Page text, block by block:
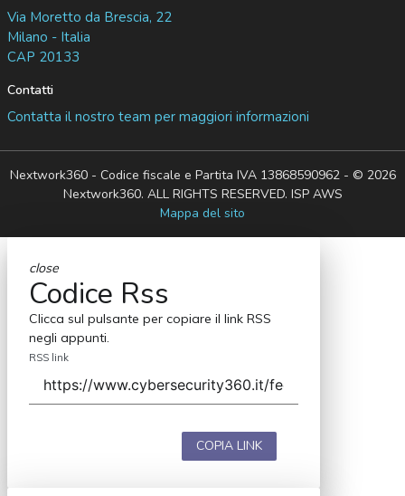
Via Moretto da Brescia, 22
Milano - Italia
CAP 20133
Contatti
Contatta il nostro team per maggiori informazioni
Nextwork360 - Codice fiscale e Partita IVA 13868590962 - © 2026
Nextwork360. ALL RIGHTS RESERVED. ISP AWS
Mappa del sito
close
Codice Rss
Clicca sul pulsante per copiare il link RSS
negli appunti.
RSS link
COPIA LINK